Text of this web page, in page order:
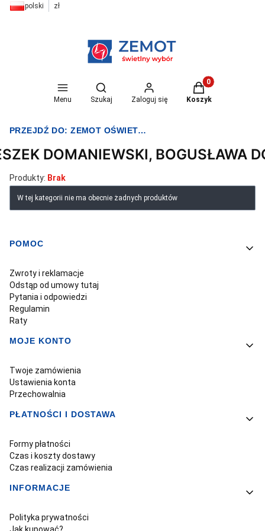
polski zł
Menu
Otwórz wyszukiwarkę
Szukaj Zaloguj się
Produkty w
Koszyk
PRZEJDŹ DO:ZEMOT OŚWIETLENIE I ELEKTRYKA
DOMANIEWSKI, BOGUSŁAWA
Produkty: Brak
Lista produktów
W tej kategorii nie ma obecnie żadnych produktów
Linki w stopce
POMOC
Zwroty i reklamacje
Odstąp od umowy tutaj
Pytania i odpowiedzi
Regulamin
Raty
MOJE KONTO
Twoje zamówienia
Ustawienia konta
Przechowalnia
PŁATNOŚCI I DOSTAWA
Formy płatności
Czas i koszty dostawy
Czas realizacji zamówienia
INFORMACJE
Polityka prywatności